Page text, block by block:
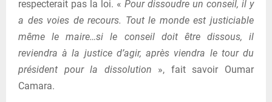
respecterait pas la loi. « Pour dissoudre un conseil, il y
a des voies de recours. Tout le monde est justiciable
même le maire…si le conseil doit être dissous, il
reviendra à la justice d’agir, après viendra le tour du
président pour la dissolution », fait savoir Oumar
Camara.